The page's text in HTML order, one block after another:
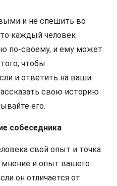
и не спешить во
каждый человек
по-своему, и ему может
чтобы
и ответить на ваши
свою историю
его.
собеседника
свой опыт и точка
и опыт вашего
он отличается от